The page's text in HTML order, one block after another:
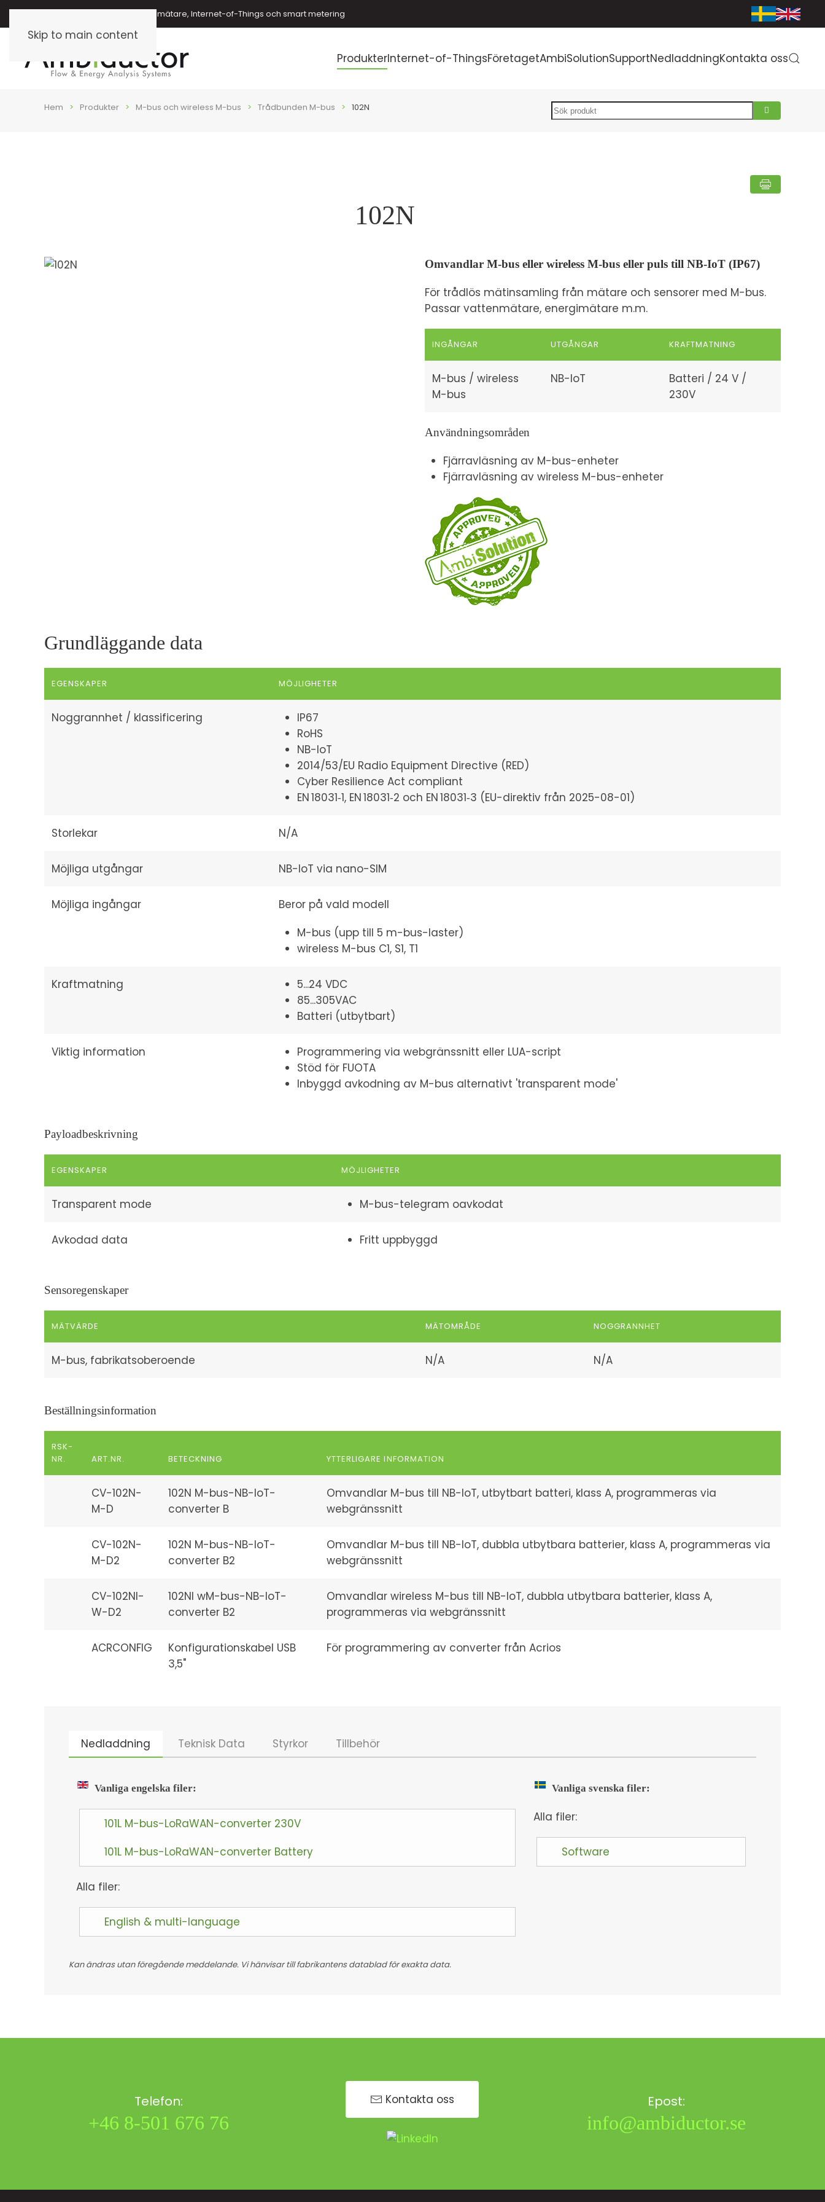
Skip to main content
Energimätare, vattenmätare, oljemätare, Internet-of-Things och smart metering
ProdukterInternet-of-ThingsFöretagetAmbiSolutionSupportNedladdningKontakta oss
Hem Produkter M-bus och wireless M-bus Trådbunden M-bus 102N Search
102N
Omvandlar M-bus eller wireless M-bus eller puls till NB-IoT (IP67)
För trådlös mätinsamling från mätare och sensorer med M-bus.
Passar vattenmätare, energimätare m.m.
INGÅNGAR UTGÅNGAR KRAFTMATNING
M-bus / wireless
M-bus
NB-IoT
Batteri / 24 V /
230V
Användningsområden
Fjärravläsning av M-bus-enheter
Fjärravläsning av wireless M-bus-enheter
Grundläggande data
EGENSKAPER MÖJLIGHETER
Noggrannhet / klassificering
IP67
RoHS
NB-IoT
2014/53/EU Radio Equipment Directive (RED)
Cyber Resilience Act compliant
EN 18031‑1, EN 18031‑2 och EN 18031‑3 (EU-direktiv från 2025-08-01)
Storlekar N/A
Möjliga utgångar NB-IoT via nano-SIM
Möjliga ingångar
Beror på vald modell
M-bus (upp till 5 m-bus-laster)
wireless M-bus C1, S1, T1
Kraftmatning
5...24 VDC
85...305VAC
Batteri (utbytbart)
Viktig information
Programmering via webgränssnitt eller LUA-script
Stöd för FUOTA
Inbyggd avkodning av M-bus alternativt 'transparent mode'
Payloadbeskrivning
EGENSKAPER MÖJLIGHETER
Transparent mode M-bus-telegram oavkodat
Avkodad data Fritt uppbyggd
Sensoregenskaper
MÄTVÄRDE MÄTOMRÅDE NOGGRANNHET
M-bus, fabrikatsoberoende N/A N/A
Beställningsinformation
RSK-
NR.
ART.NR. BETECKNING YTTERLIGARE INFORMATION
CV-102N-
M-D
102N M-bus-NB-IoT-
converter B
Omvandlar M-bus till NB-IoT, utbytbart batteri, klass A, programmeras via
webgränssnitt
CV-102N-
M-D2
102N M-bus-NB-IoT-
converter B2
Omvandlar M-bus till NB-IoT, dubbla utbytbara batterier, klass A, programmeras via
webgränssnitt
CV-102NI-
W-D2
102NI wM-bus-NB-IoT-
converter B2
Omvandlar wireless M-bus till NB-IoT, dubbla utbytbara batterier, klass A,
programmeras via webgränssnitt
ACRCONFIG
Konfigurationskabel USB
3,5"
För programmering av converter från Acrios
Nedladdning Teknisk Data Styrkor Tillbehör
Vanliga engelska filer:
101L M-bus-LoRaWAN-converter 230V
101L M-bus-LoRaWAN-converter Battery
Alla filer:
English & multi-language
Vanliga svenska filer:
Alla filer:
Software
Kan ändras utan föregående meddelande. Vi hänvisar till fabrikantens datablad för exakta data.
Telefon:
+46 8-501 676 76
Kontakta oss Epost:
info@ambiductor.se